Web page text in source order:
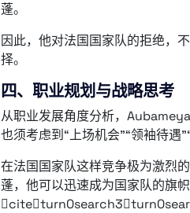
蓬。
因此，他对法国国家队的拒绝，
择。
四、职业规划与战略思考
从职业发展角度分析，
也须考虑到“上场机会”“领袖待遇
在法国国家队这样竞争极为激烈
蓬，他可以迅速成为国家队的旗